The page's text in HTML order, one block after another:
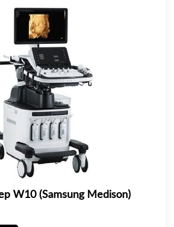
W10 (Samsung Medison)